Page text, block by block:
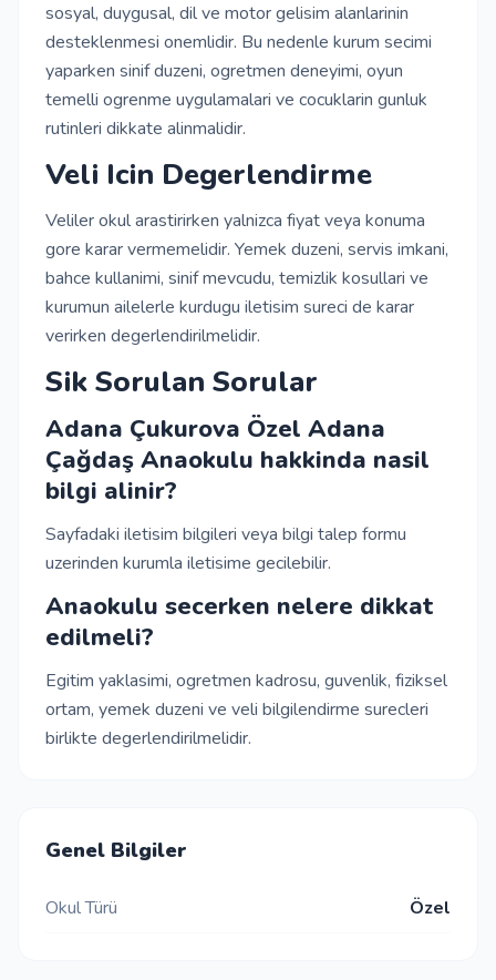
sosyal, duygusal, dil ve motor gelisim alanlarinin
desteklenmesi onemlidir. Bu nedenle kurum secimi
yaparken sinif duzeni, ogretmen deneyimi, oyun
temelli ogrenme uygulamalari ve cocuklarin gunluk
rutinleri dikkate alinmalidir.
Veli Icin Degerlendirme
Veliler okul arastirirken yalnizca fiyat veya konuma
gore karar vermemelidir. Yemek duzeni, servis imkani,
bahce kullanimi, sinif mevcudu, temizlik kosullari ve
kurumun ailelerle kurdugu iletisim sureci de karar
verirken degerlendirilmelidir.
Sik Sorulan Sorular
Adana Çukurova Özel Adana
Çağdaş Anaokulu hakkinda nasil
bilgi alinir?
Sayfadaki iletisim bilgileri veya bilgi talep formu
uzerinden kurumla iletisime gecilebilir.
Anaokulu secerken nelere dikkat
edilmeli?
Egitim yaklasimi, ogretmen kadrosu, guvenlik, fiziksel
ortam, yemek duzeni ve veli bilgilendirme surecleri
birlikte degerlendirilmelidir.
Genel Bilgiler
Okul Türü Özel